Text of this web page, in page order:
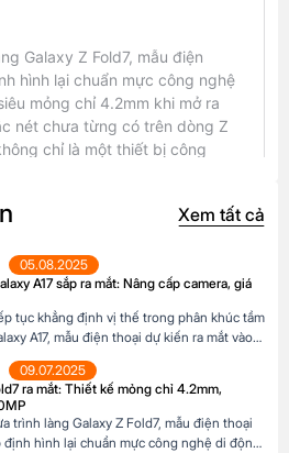
Xem tất cả
05.08.2025
A17 sắp ra mắt: Nâng cấp camera, giá
tục khẳng định vị thế trong phân khúc tầm
A17, mẫu điện thoại dự kiến ra mắt vào
đã xuất hiện trên website các hệ thống
Âu. Với những nâng cấp đáng chú ý về
năng và thiết kế, Galaxy A17 […]
09.07.2025
ra mắt: Thiết kế mỏng chỉ 4.2mm,
trình làng Galaxy Z Fold7, mẫu điện thoại
định hình lại chuẩn mực công nghệ di động.